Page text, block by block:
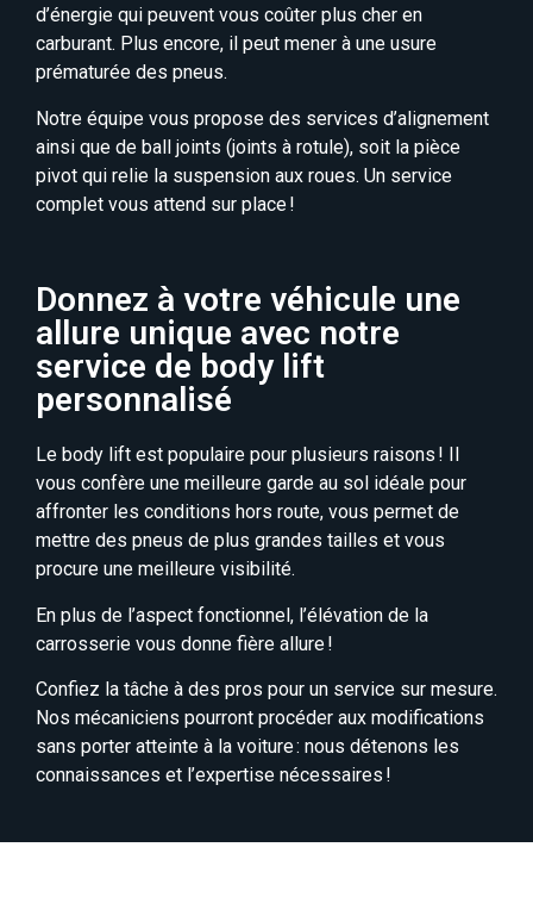
d’énergie qui peuvent vous coûter plus cher en
carburant. Plus encore, il peut mener à une usure
prématurée des pneus.
Notre équipe vous propose des services d’alignement
ainsi que de ball joints (joints à rotule), soit la pièce
pivot qui relie la suspension aux roues. Un service
complet vous attend sur place !
Donnez à votre véhicule une
allure unique avec notre
service de body lift
personnalisé
Le body lift est populaire pour plusieurs raisons ! Il
vous confère une meilleure garde au sol idéale pour
affronter les conditions hors route, vous permet de
mettre des pneus de plus grandes tailles et vous
procure une meilleure visibilité.
En plus de l’aspect fonctionnel, l’élévation de la
carrosserie vous donne fière allure !
Confiez la tâche à des pros pour un service sur mesure.
Nos mécaniciens pourront procéder aux modifications
sans porter atteinte à la voiture : nous détenons les
connaissances et l’expertise nécessaires !